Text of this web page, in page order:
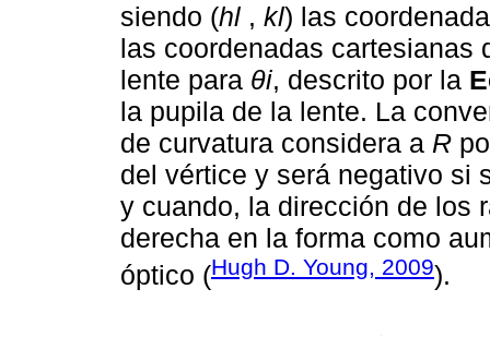
siendo (hl , kl) las
las coordenadas cartesianas
lente para θi, descrito por la
la pupila de la lente. La
de curvatura considera a R
del vértice y será negativo si
y cuando, la dirección de los
derecha en la forma como
óptico (Hugh D. Young, 2009).